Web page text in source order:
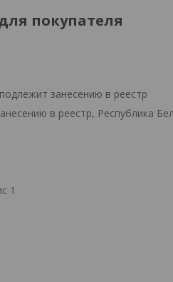
покупателя
занесению в реестр
в реестр, Республика
1